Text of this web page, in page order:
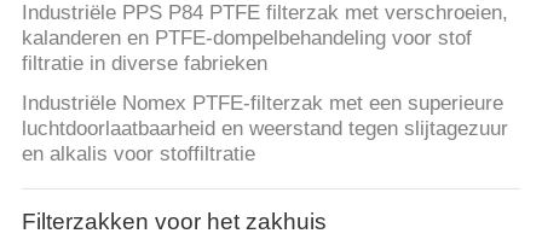
Industriële PPS P84 PTFE filterzak met verschroeien,
kalanderen en PTFE-dompelbehandeling voor stof
filtratie in diverse fabrieken
Industriële Nomex PTFE-filterzak met een superieure
luchtdoorlaatbaarheid en weerstand tegen slijtagezuur
en alkalis voor stoffiltratie
Filterzakken voor het zakhuis